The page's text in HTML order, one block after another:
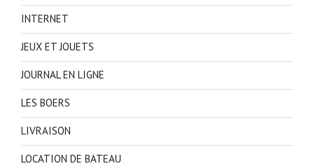
INTERNET
JEUX ET JOUETS
JOURNAL EN LIGNE
LES BOERS
LIVRAISON
LOCATION DE BATEAU